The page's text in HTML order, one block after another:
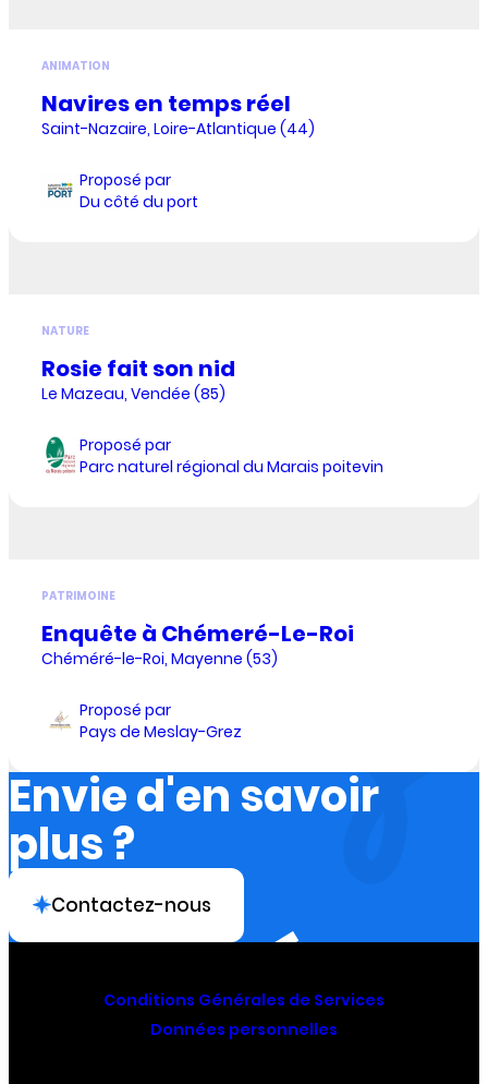
ANIMATION
Navires en temps réel
Saint-Nazaire, Loire-Atlantique (44)
Proposé par
Du côté du port
NATURE
Rosie fait son nid
Le Mazeau, Vendée (85)
Proposé par
Parc naturel régional du Marais poitevin
PATRIMOINE
Enquête à Chémeré-Le-Roi
Chéméré-le-Roi, Mayenne (53)
Proposé par
Pays de Meslay-Grez
Envie d'en savoir
plus ?
Contactez-nous
Conditions Générales de Services
Données personnelles